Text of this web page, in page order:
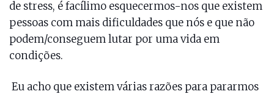
de stress, é facílimo esquecermos-nos que existem
pessoas com mais dificuldades que nós e que não
podem/conseguem lutar por uma vida em
condições.
Eu acho que existem várias razões para pararmos